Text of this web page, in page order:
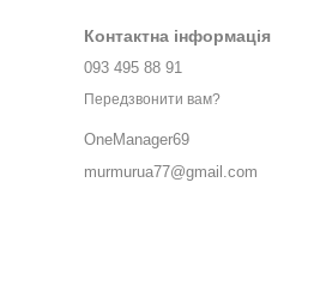
Контактна інформація
093 495 88 91
Передзвонити вам?
OneManager69
murmurua77@gmail.com